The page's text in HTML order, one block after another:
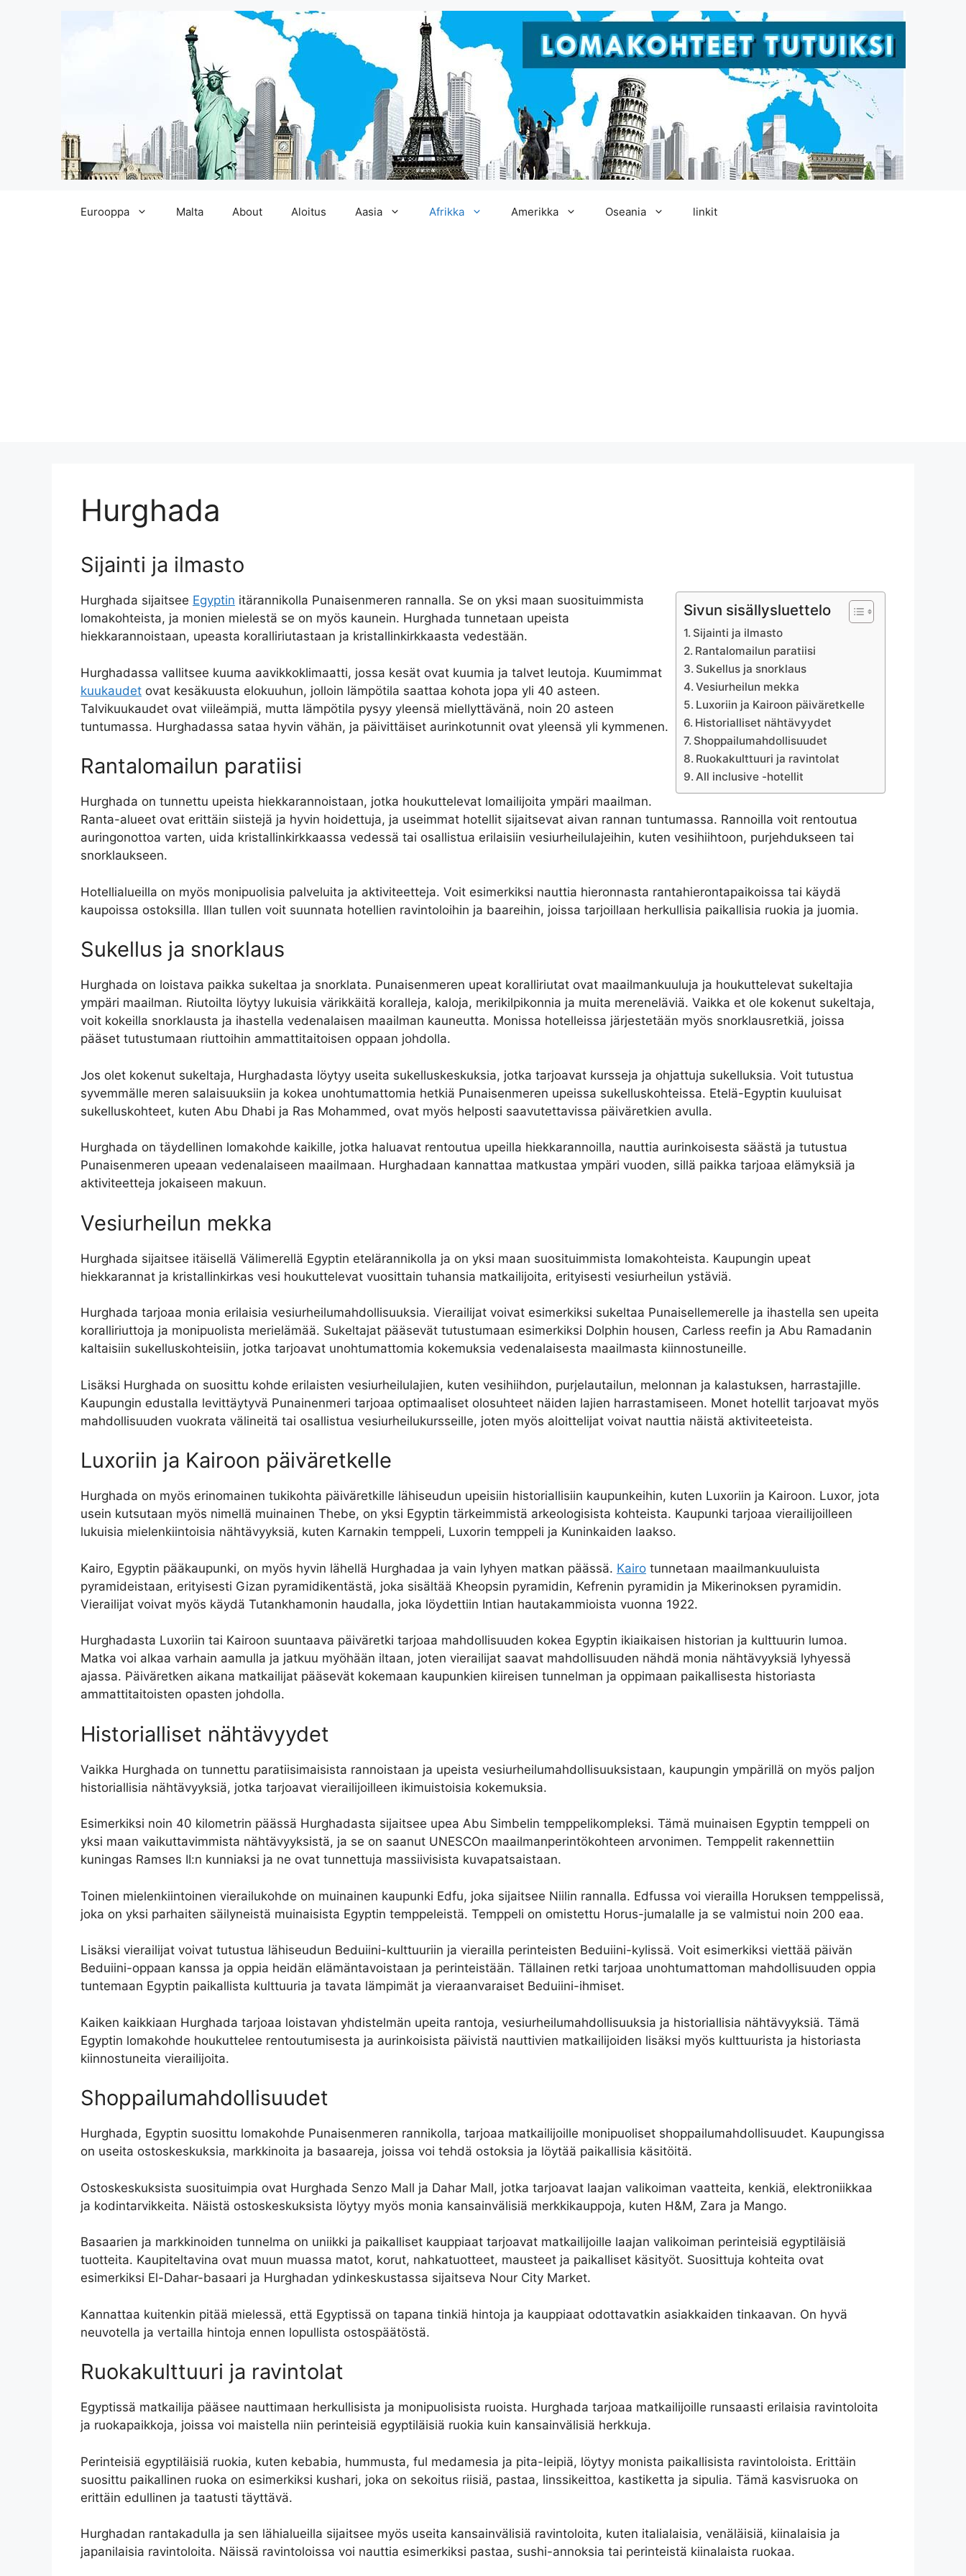
Eurooppa Malta About Aloitus Aasia Afrikka Amerikka Oseania linkit
Hurghada
Sijainti ja ilmasto
Sivun sisällysluettelo
Sijainti ja ilmasto
Rantalomailun paratiisi
Sukellus ja snorklaus
Vesiurheilun mekka
Luxoriin ja Kairoon päiväretkelle
Historialliset nähtävyydet
Shoppailumahdollisuudet
Ruokakulttuuri ja ravintolat
All inclusive -hotellit
Hurghada sijaitsee Egyptin itärannikolla Punaisenmeren rannalla. Se on yksi maan suosituimmista
lomakohteista, ja monien mielestä se on myös kaunein. Hurghada tunnetaan upeista
hiekkarannoistaan, upeasta koralliriutastaan ja kristallinkirkkaasta vedestään.
Hurghadassa vallitsee kuuma aavikkoklimaatti, jossa kesät ovat kuumia ja talvet leutoja. Kuumimmat
kuukaudet ovat kesäkuusta elokuuhun, jolloin lämpötila saattaa kohota jopa yli 40 asteen.
Talvikuukaudet ovat viileämpiä, mutta lämpötila pysyy yleensä miellyttävänä, noin 20 asteen
tuntumassa. Hurghadassa sataa hyvin vähän, ja päivittäiset aurinkotunnit ovat yleensä yli kymmenen.
Rantalomailun paratiisi
Hurghada on tunnettu upeista hiekkarannoistaan, jotka houkuttelevat lomailijoita ympäri maailman.
Ranta-alueet ovat erittäin siistejä ja hyvin hoidettuja, ja useimmat hotellit sijaitsevat aivan rannan tuntumassa. Rannoilla voit rentoutua
auringonottoa varten, uida kristallinkirkkaassa vedessä tai osallistua erilaisiin vesiurheilulajeihin, kuten vesihiihtoon, purjehdukseen tai
snorklaukseen.
Hotellialueilla on myös monipuolisia palveluita ja aktiviteetteja. Voit esimerkiksi nauttia hieronnasta rantahierontapaikoissa tai käydä
kaupoissa ostoksilla. Illan tullen voit suunnata hotellien ravintoloihin ja baareihin, joissa tarjoillaan herkullisia paikallisia ruokia ja juomia.
Sukellus ja snorklaus
Hurghada on loistava paikka sukeltaa ja snorklata. Punaisenmeren upeat koralliriutat ovat maailmankuuluja ja houkuttelevat sukeltajia
ympäri maailman. Riutoilta löytyy lukuisia värikkäitä koralleja, kaloja, merikilpikonnia ja muita mereneläviä. Vaikka et ole kokenut sukeltaja,
voit kokeilla snorklausta ja ihastella vedenalaisen maailman kauneutta. Monissa hotelleissa järjestetään myös snorklausretkiä, joissa
pääset tutustumaan riuttoihin ammattitaitoisen oppaan johdolla.
Jos olet kokenut sukeltaja, Hurghadasta löytyy useita sukelluskeskuksia, jotka tarjoavat kursseja ja ohjattuja sukelluksia. Voit tutustua
syvemmälle meren salaisuuksiin ja kokea unohtumattomia hetkiä Punaisenmeren upeissa sukelluskohteissa. Etelä-Egyptin kuuluisat
sukelluskohteet, kuten Abu Dhabi ja Ras Mohammed, ovat myös helposti saavutettavissa päiväretkien avulla.
Hurghada on täydellinen lomakohde kaikille, jotka haluavat rentoutua upeilla hiekkarannoilla, nauttia aurinkoisesta säästä ja tutustua
Punaisenmeren upeaan vedenalaiseen maailmaan. Hurghadaan kannattaa matkustaa ympäri vuoden, sillä paikka tarjoaa elämyksiä ja
aktiviteetteja jokaiseen makuun.
Vesiurheilun mekka
Hurghada sijaitsee itäisellä Välimerellä Egyptin etelärannikolla ja on yksi maan suosituimmista lomakohteista. Kaupungin upeat
hiekkarannat ja kristallinkirkas vesi houkuttelevat vuosittain tuhansia matkailijoita, erityisesti vesiurheilun ystäviä.
Hurghada tarjoaa monia erilaisia vesiurheilumahdollisuuksia. Vierailijat voivat esimerkiksi sukeltaa Punaisellemerelle ja ihastella sen upeita
koralliriuttoja ja monipuolista merielämää. Sukeltajat pääsevät tutustumaan esimerkiksi Dolphin housen, Carless reefin ja Abu Ramadanin
kaltaisiin sukelluskohteisiin, jotka tarjoavat unohtumattomia kokemuksia vedenalaisesta maailmasta kiinnostuneille.
Lisäksi Hurghada on suosittu kohde erilaisten vesiurheilulajien, kuten vesihiihdon, purjelautailun, melonnan ja kalastuksen, harrastajille.
Kaupungin edustalla levittäytyvä Punainenmeri tarjoaa optimaaliset olosuhteet näiden lajien harrastamiseen. Monet hotellit tarjoavat myös
mahdollisuuden vuokrata välineitä tai osallistua vesiurheilukursseille, joten myös aloittelijat voivat nauttia näistä aktiviteeteista.
Luxoriin ja Kairoon päiväretkelle
Hurghada on myös erinomainen tukikohta päiväretkille lähiseudun upeisiin historiallisiin kaupunkeihin, kuten Luxoriin ja Kairoon. Luxor, jota
usein kutsutaan myös nimellä muinainen Thebe, on yksi Egyptin tärkeimmistä arkeologisista kohteista. Kaupunki tarjoaa vierailijoilleen
lukuisia mielenkiintoisia nähtävyyksiä, kuten Karnakin temppeli, Luxorin temppeli ja Kuninkaiden laakso.
Kairo, Egyptin pääkaupunki, on myös hyvin lähellä Hurghadaa ja vain lyhyen matkan päässä. Kairo tunnetaan maailmankuuluista
pyramideistaan, erityisesti Gizan pyramidikentästä, joka sisältää Kheopsin pyramidin, Kefrenin pyramidin ja Mikerinoksen pyramidin.
Vierailijat voivat myös käydä Tutankhamonin haudalla, joka löydettiin Intian hautakammioista vuonna 1922.
Hurghadasta Luxoriin tai Kairoon suuntaava päiväretki tarjoaa mahdollisuuden kokea Egyptin ikiaikaisen historian ja kulttuurin lumoa.
Matka voi alkaa varhain aamulla ja jatkuu myöhään iltaan, joten vierailijat saavat mahdollisuuden nähdä monia nähtävyyksiä lyhyessä
ajassa. Päiväretken aikana matkailijat pääsevät kokemaan kaupunkien kiireisen tunnelman ja oppimaan paikallisesta historiasta
ammattitaitoisten opasten johdolla.
Historialliset nähtävyydet
Vaikka Hurghada on tunnettu paratiisimaisista rannoistaan ja upeista vesiurheilumahdollisuuksistaan, kaupungin ympärillä on myös paljon
historiallisia nähtävyyksiä, jotka tarjoavat vierailijoilleen ikimuistoisia kokemuksia.
Esimerkiksi noin 40 kilometrin päässä Hurghadasta sijaitsee upea Abu Simbelin temppelikompleksi. Tämä muinaisen Egyptin temppeli on
yksi maan vaikuttavimmista nähtävyyksistä, ja se on saanut UNESCOn maailmanperintökohteen arvonimen. Temppelit rakennettiin
kuningas Ramses II:n kunniaksi ja ne ovat tunnettuja massiivisista kuvapatsaistaan.
Toinen mielenkiintoinen vierailukohde on muinainen kaupunki Edfu, joka sijaitsee Niilin rannalla. Edfussa voi vierailla Horuksen temppelissä,
joka on yksi parhaiten säilyneistä muinaisista Egyptin temppeleistä. Temppeli on omistettu Horus-jumalalle ja se valmistui noin 200 eaa.
Lisäksi vierailijat voivat tutustua lähiseudun Beduiini-kulttuuriin ja vierailla perinteisten Beduiini-kylissä. Voit esimerkiksi viettää päivän
Beduiini-oppaan kanssa ja oppia heidän elämäntavoistaan ja perinteistään. Tällainen retki tarjoaa unohtumattoman mahdollisuuden oppia
tuntemaan Egyptin paikallista kulttuuria ja tavata lämpimät ja vieraanvaraiset Beduiini-ihmiset.
Kaiken kaikkiaan Hurghada tarjoaa loistavan yhdistelmän upeita rantoja, vesiurheilumahdollisuuksia ja historiallisia nähtävyyksiä. Tämä
Egyptin lomakohde houkuttelee rentoutumisesta ja aurinkoisista päivistä nauttivien matkailijoiden lisäksi myös kulttuurista ja historiasta
kiinnostuneita vierailijoita.
Shoppailumahdollisuudet
Hurghada, Egyptin suosittu lomakohde Punaisenmeren rannikolla, tarjoaa matkailijoille monipuoliset shoppailumahdollisuudet. Kaupungissa
on useita ostoskeskuksia, markkinoita ja basaareja, joissa voi tehdä ostoksia ja löytää paikallisia käsitöitä.
Ostoskeskuksista suosituimpia ovat Hurghada Senzo Mall ja Dahar Mall, jotka tarjoavat laajan valikoiman vaatteita, kenkiä, elektroniikkaa
ja kodintarvikkeita. Näistä ostoskeskuksista löytyy myös monia kansainvälisiä merkkikauppoja, kuten H&M, Zara ja Mango.
Basaarien ja markkinoiden tunnelma on uniikki ja paikalliset kauppiaat tarjoavat matkailijoille laajan valikoiman perinteisiä egyptiläisiä
tuotteita. Kaupiteltavina ovat muun muassa matot, korut, nahkatuotteet, mausteet ja paikalliset käsityöt. Suosittuja kohteita ovat
esimerkiksi El-Dahar-basaari ja Hurghadan ydinkeskustassa sijaitseva Nour City Market.
Kannattaa kuitenkin pitää mielessä, että Egyptissä on tapana tinkiä hintoja ja kauppiaat odottavatkin asiakkaiden tinkaavan. On hyvä
neuvotella ja vertailla hintoja ennen lopullista ostospäätöstä.
Ruokakulttuuri ja ravintolat
Egyptissä matkailija pääsee nauttimaan herkullisista ja monipuolisista ruoista. Hurghada tarjoaa matkailijoille runsaasti erilaisia ravintoloita
ja ruokapaikkoja, joissa voi maistella niin perinteisiä egyptiläisiä ruokia kuin kansainvälisiä herkkuja.
Perinteisiä egyptiläisiä ruokia, kuten kebabia, hummusta, ful medamesia ja pita-leipiä, löytyy monista paikallisista ravintoloista. Erittäin
suosittu paikallinen ruoka on esimerkiksi kushari, joka on sekoitus riisiä, pastaa, linssikeittoa, kastiketta ja sipulia. Tämä kasvisruoka on
erittäin edullinen ja taatusti täyttävä.
Hurghadan rantakadulla ja sen lähialueilla sijaitsee myös useita kansainvälisiä ravintoloita, kuten italialaisia, venäläisiä, kiinalaisia ja
japanilaisia ravintoloita. Näissä ravintoloissa voi nauttia esimerkiksi pastaa, sushi-annoksia tai perinteistä kiinalaista ruokaa.